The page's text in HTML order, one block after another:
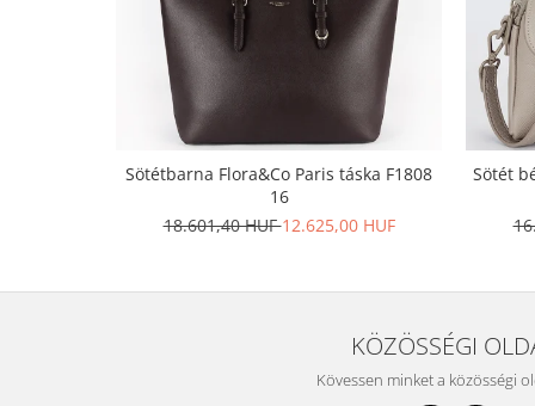
Sötétbarna Flora&Co Paris táska F1808
16
18.601,40 HUF12.625,00 HUF
Sötét
KÖZÖSSÉGI
Kövessen minket a közösségi